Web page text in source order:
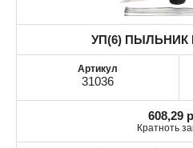
УП(6) ПЫЛЬНИК
31036
608,29
Кратноть